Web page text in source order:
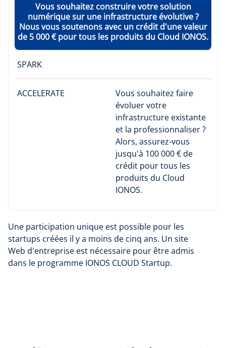
Vous souhaitez construire votre solution
numérique sur une infrastructure évolutive ?
Nous vous soutenons avec un crédit d'une valeur
de 5 000 € pour tous les produits du Cloud IONOS.
SPARK
ACCELERATE
Vous souhaitez faire
évoluer votre
infrastructure existante
et la professionnaliser ?
Alors, assurez-vous
jusqu'à 100 000 € de
crédit pour tous les
produits du Cloud
IONOS.
Une participation unique est possible pour les
startups créées il y a moins de cinq ans. Un site
Web d'entreprise est nécessaire pour être admis
dans le programme IONOS CLOUD Startup.